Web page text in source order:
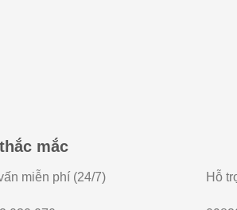
mắc
miễn phí (24/7) Hỗ